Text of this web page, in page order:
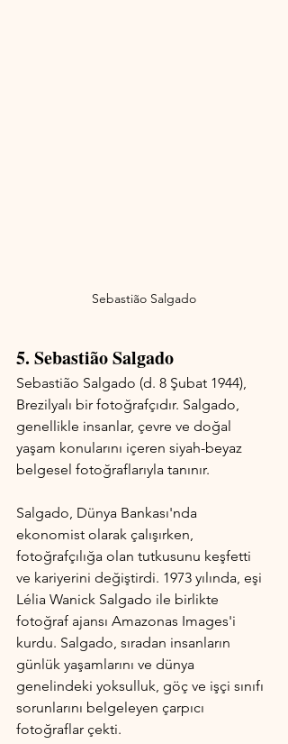
Sebastião Salgado
5. Sebastião Salgado
Sebastião Salgado (d. 8 Şubat 1944),
Brezilyalı bir fotoğrafçıdır. Salgado,
genellikle insanlar, çevre ve doğal
yaşam konularını içeren siyah-beyaz
belgesel fotoğraflarıyla tanınır.
Salgado, Dünya Bankası'nda
ekonomist olarak çalışırken,
fotoğrafçılığa olan tutkusunu keşfetti
ve kariyerini değiştirdi. 1973 yılında, eşi
Lélia Wanick Salgado ile birlikte
fotoğraf ajansı Amazonas Images'i
kurdu. Salgado, sıradan insanların
günlük yaşamlarını ve dünya
genelindeki yoksulluk, göç ve işçi sınıfı
sorunlarını belgeleyen çarpıcı
fotoğraflar çekti.